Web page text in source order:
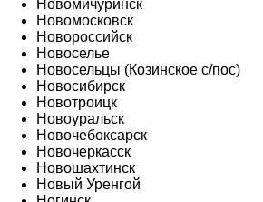
Новомичуринск
Новомосковск
Новороссийск
Новоселье
Новосельцы (Козинское с/пос)
Новосибирск
Новотроицк
Новоуральск
Новочебоксарск
Новочеркасск
Новошахтинск
Новый Уренгой